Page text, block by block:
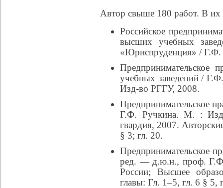
Автор свыше 180 работ. В их
Российское
высших учебных
«Юриспруденция» /
Предпринимательское
учебных заведений /
Изд-во РГГУ, 2008.
Предпринимательское
Г.Ф. Ручкина. М. :
гвардия, 2007.
§ 3; гл. 20.
Предпринимательское
ред. — д.ю.н., проф.
России; Высшее
главы: Гл. 1–5, гл. 6 § 5,